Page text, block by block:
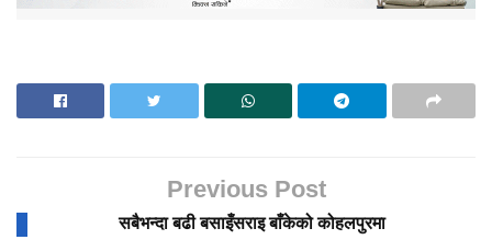
Previous Post
सबैभन्दा बढी बसाइँसराइ बाँकेको कोहलपुरमा